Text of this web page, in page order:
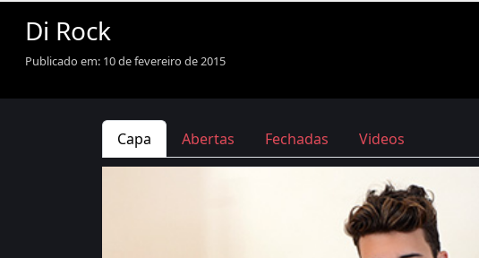
Di Rock
Publicado em: 10 de fevereiro de 2015
Capa Abertas Fechadas Videos